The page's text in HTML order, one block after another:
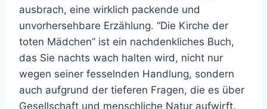
ausbrach, eine wirklich packende und
unvorhersehbare Erzählung. “Die Kirche der
toten Mädchen” ist ein nachdenkliches Buch,
das Sie nachts wach halten wird, nicht nur
wegen seiner fesselnden Handlung, sondern
auch aufgrund der tieferen Fragen, die es über
Gesellschaft und menschliche Natur aufwirft.